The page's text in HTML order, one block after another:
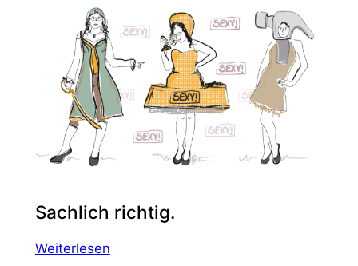
Ziege
Sachlich richtig.
Weiterlesen: